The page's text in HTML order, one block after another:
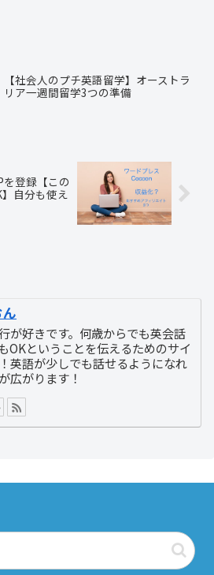
【社会人のプチ英語留学】オーストラ
リア一週間留学3つの準備
を登録【この
自分も使え
が好きです。何歳からでも英会話
OKということを伝えるためのサイ
英語が少しでも話せるようになれ
広がります！